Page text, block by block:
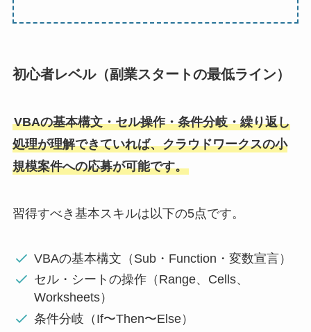
初心者レベル（副業スタートの最低ライン）
VBAの基本構文・セル操作・条件分岐・繰り返し
処理が理解できていれば、クラウドワークスの小
規模案件への応募が可能です。
習得すべき基本スキルは以下の5点です。
VBAの基本構文（Sub・Function・変数宣言）
セル・シートの操作（Range、Cells、
Worksheets）
条件分岐（If〜Then〜Else）